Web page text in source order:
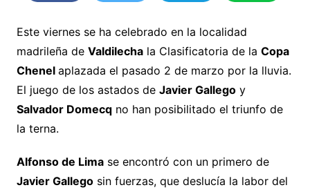
Este viernes se ha celebrado en la localidad
madrileña de Valdilechala Clasificatoria de la Copa
Chenel aplazada el pasado 2 de marzo por la lluvia.
El juego de los astados de Javier Gallegoy
Salvador Domecqno han posibilitado el triunfo de
la terna.
Alfonso de Limase encontró con un primero de
Javier Gallegosin fuerzas, que deslucía la labor del